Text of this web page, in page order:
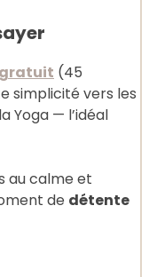
(45
simplicité vers les
Yoga — l’idéal
au calme et
de détente